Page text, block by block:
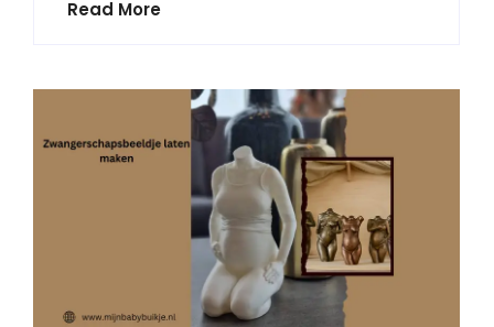
Read More